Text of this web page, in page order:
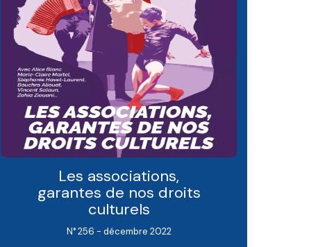
Les associations,
garantes de nos droits
culturels
N° 256 - décembre 2022